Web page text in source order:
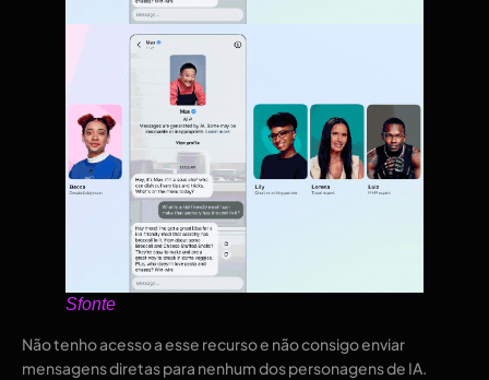
Sfonte
Não tenho acesso a esse recurso e não consigo enviar
mensagens diretas para nenhum dos personagens de IA.